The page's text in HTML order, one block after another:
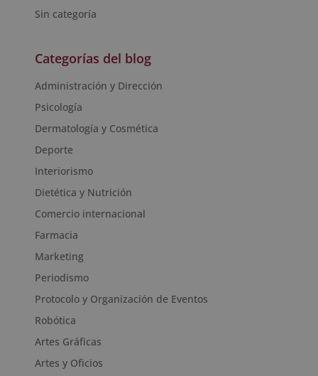
Sin categoría
Categorías del blog
Administración y Dirección
Psicología
Dermatología y Cosmética
Deporte
Interiorismo
Dietética y Nutrición
Comercio internacional
Farmacia
Marketing
Periodismo
Protocolo y Organización de Eventos
Robótica
Artes Gráficas
Artes y Oficios